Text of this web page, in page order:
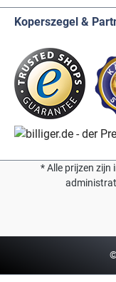
Koperszegel &
* Alle prijzen zijn